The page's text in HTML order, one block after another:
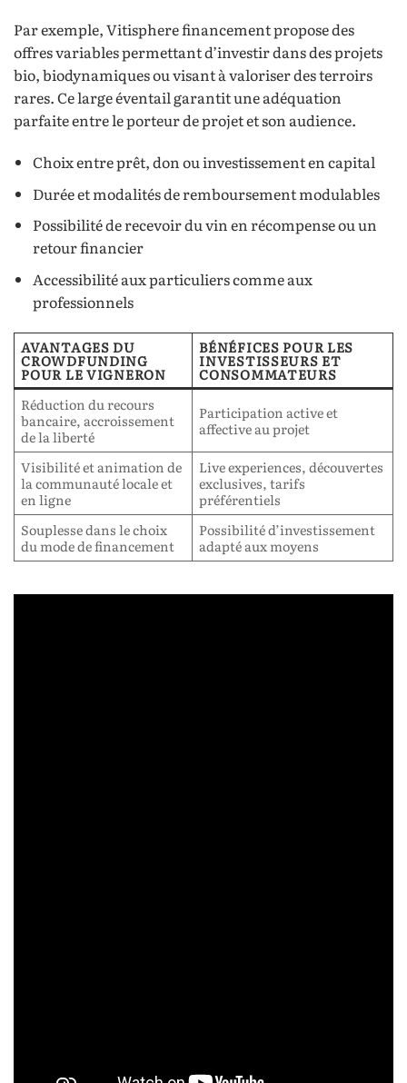
Par exemple, Vitisphere financement propose des
offres variables permettant d’investir dans des projets
bio, biodynamiques ou visant à valoriser des terroirs
rares. Ce large éventail garantit une adéquation
parfaite entre le porteur de projet et son audience.
Choix entre prêt, don ou investissement en capital
Durée et modalités de remboursement modulables
Possibilité de recevoir du vin en récompense ou un
retour financier
Accessibilité aux particuliers comme aux
professionnels
AVANTAGES DU
CROWDFUNDING
POUR LE VIGNERON
BÉNÉFICES POUR LES
INVESTISSEURS ET
CONSOMMATEURS
Réduction du recours
bancaire, accroissement
de la liberté
Participation active et
affective au projet
Visibilité et animation de
la communauté locale et
en ligne
Live experiences, découvertes
exclusives, tarifs
préférentiels
Souplesse dans le choix
du mode de financement
Possibilité d’investissement
adapté aux moyens